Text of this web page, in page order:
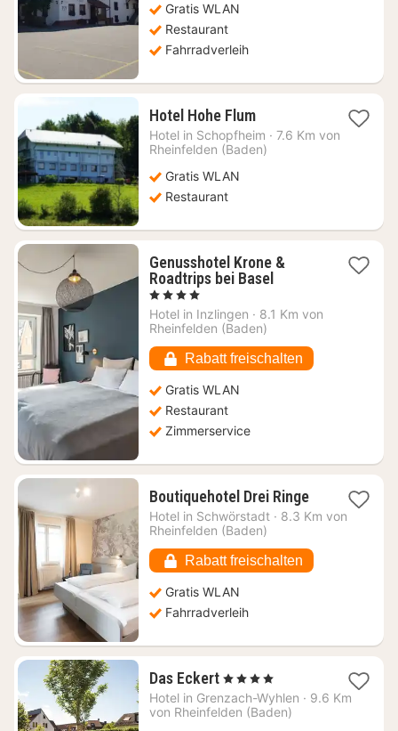
€
Gratis WLAN
Restaurant
Fahrradverleih
Hotel Hohe Flum1
Nacht
ab
Hotel in Schopfheim · 7.6 Km von
Rheinfelden (Baden)
Gratis WLAN
Restaurant
Genusshotel Krone &
Roadtrips bei Basel1
ab
, 4 Sterne
Hotel in Inzlingen · 8.1 Km von
Rheinfelden (Baden)
Rabatt freischalten
Gratis WLAN
Restaurant
Zimmerservice
Boutiquehotel Drei Ringe1
Nacht
€
Hotel in Schwörstadt · 8.3 Km von
Rheinfelden (Baden)
Rabatt freischalten
Gratis WLAN
Fahrradverleih
Das Eckert1
Nacht
ab
, 4 Sterne
Hotel in Grenzach-Wyhlen · 9.6 Km
von Rheinfelden (Baden)